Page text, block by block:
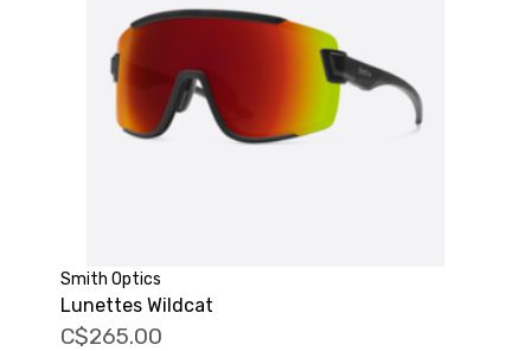
Smith Optics
Lunettes Wildcat
C$265.00